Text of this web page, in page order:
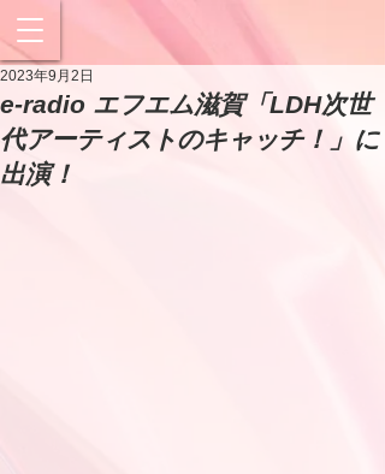
e-radio エフエム滋賀「LDH次世
代アーティストのキャッチ！」に
出演！
2023年9月2日